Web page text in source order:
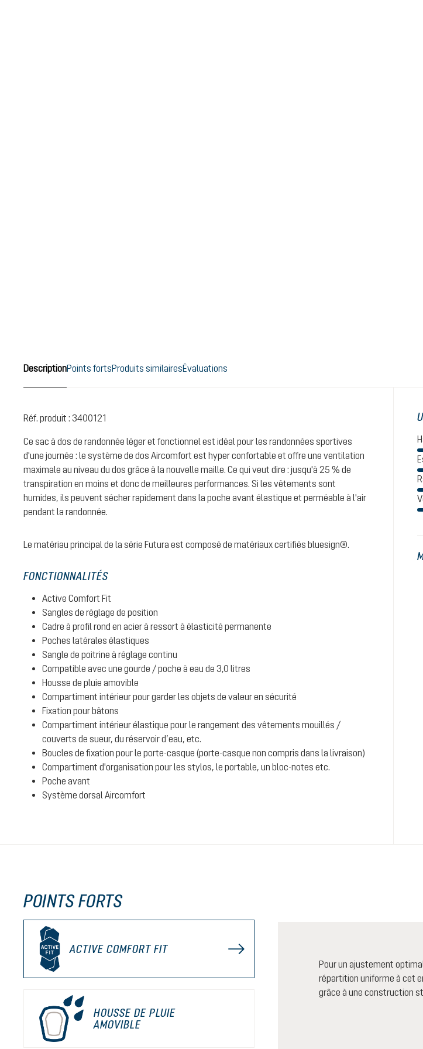
DescriptionPoints fortsProduits similairesÉvaluations
Réf. produit : 3400121
Ce sac à dos de randonnée léger et fonctionnel est idéal pour les randonnées sportives
d'une journée : le système de dos Aircomfort est hyper confortable et offre une ventilation
maximale au niveau du dos grâce à la nouvelle maille. Ce qui veut dire : jusqu'à 25 % de
transpiration en moins et donc de meilleures performances. Si les vêtements sont
humides, ils peuvent sécher rapidement dans la poche avant élastique et perméable à l'air
pendant la randonnée.
Le matériau principal de la série Futura est composé de matériaux certifiés bluesign®.
FONCTIONNALITÉS
Active Comfort Fit
Sangles de réglage de position
Cadre à profil rond en acier à ressort à élasticité permanente
Poches latérales élastiques
Sangle de poitrine à réglage continu
Compatible avec une gourde / poche à eau de 3,0 litres
Housse de pluie amovible
Compartiment intérieur pour garder les objets de valeur en sécurité
Fixation pour bâtons
Compartiment intérieur élastique pour le rangement des vêtements mouillés /
couverts de sueur, du réservoir d’eau, etc.
Boucles de fixation pour le porte-casque (porte-casque non compris dans la livraison)
Compartiment d'organisation pour les stylos, le portable, un bloc-notes etc.
Poche avant
Système dorsal Aircomfort
POINTS FORTS
ACTIVE COMFORT FIT
HOUSSE DE PLUIE
AMOVIBLE
Pour un ajustement
répartition uniforme à cet
grâce à une construction